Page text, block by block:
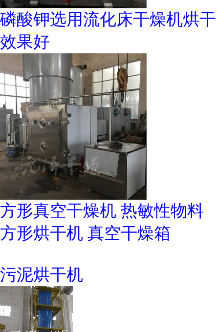
磷酸钾选用流化床干燥机烘干
效果好
方形真空干燥机 热敏性物料
方形烘干机 真空干燥箱
污泥烘干机